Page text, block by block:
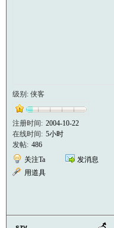
级别: 侠客
注册时间: 2004-10-22
在线时间: 5小时
发帖: 486
关注Ta
发消息
用道具